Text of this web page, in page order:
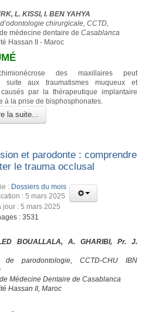
L. KISSI, I. BEN YAHYA
chirurgicale, CCTD,
médecine dentaire de Casablanca
Hassan II - Maroc
des maxillaires peut
suite aux traumatismes muqueux et
par la thérapeutique implantaire
à la prise de bisphosphonates.
la suite...
et parodonte : comprendre
le trauma occlusal
: Dossiers du mois
: 5 mars 2025
jour : 5 mars 2025
: 3531
BOUALLALA, A. GHARIBI, Pr. J.
de parodontologie, CCTD-CHU IBN
Médecine Dentaire de Casablanca
Hassan II, Maroc